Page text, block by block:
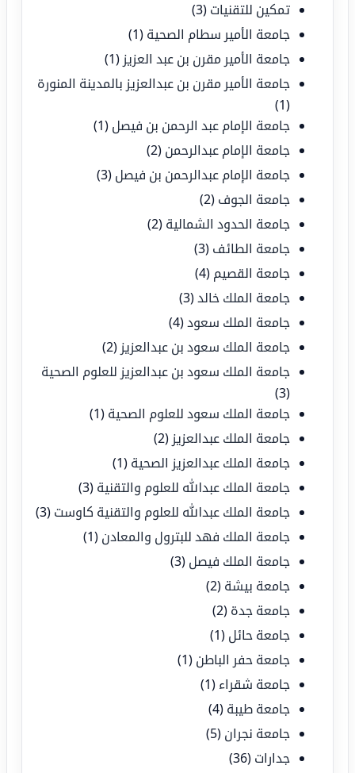
تمكين للتقنيات (3)
جامعة الأمير سطام الصحية (1)
جامعة الأمير مقرن بن عبد العزيز (1)
جامعة الأمير مقرن بن عبدالعزيز بالمدينة المنورة
(1)
جامعة الإمام عبد الرحمن بن فيصل (1)
جامعة الإمام عبدالرحمن (2)
جامعة الإمام عبدالرحمن بن فيصل (3)
جامعة الجوف (2)
جامعة الحدود الشمالية (2)
جامعة الطائف (3)
جامعة القصيم (4)
جامعة الملك خالد(3)
جامعة الملك سعود(4)
جامعة الملك سعود بن عبدالعزيز (2)
جامعة الملك سعود بن عبدالعزيز للعلوم الصحية
(3)
جامعة الملك سعود للعلوم الصحية (1)
جامعة الملك عبدالعزيز (2)
جامعة الملك عبدالعزيز الصحية (1)
جامعة الملك عبدالله للعلوم والتقنية (3)
جامعة الملك عبدالله للعلوم والتقنية كاوست (3)
جامعة الملك فهد للبترول والمعادن (1)
جامعة الملك فيصل (3)
جامعة بيشة (2)
جامعة جدة (2)
جامعة حائل (1)
جامعة حفر الباطن (1)
جامعة شقراء (1)
جامعة طيبة (4)
جامعة نجران (5)
جدارات (36)